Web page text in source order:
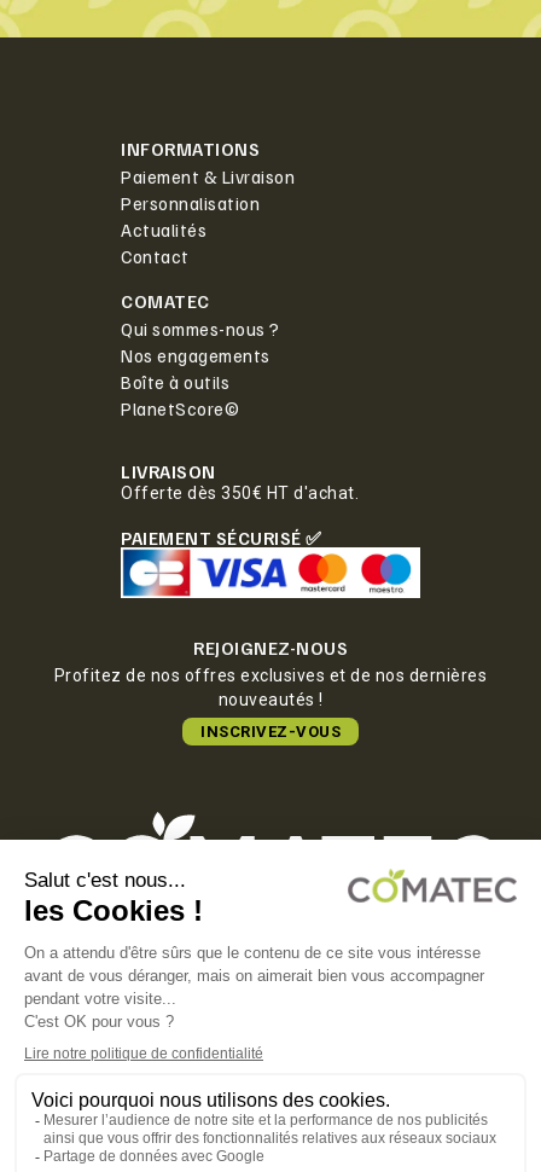
INFORMATIONS
Paiement & Livraison
Personnalisation
Actualités
Contact
COMATEC
Qui sommes-nous ?
Nos engagements
Boîte à outils
PlanetScore©
LIVRAISON
Offerte dès 350€ HT d'achat.
PAIEMENT SÉCURISÉ ✅
REJOIGNEZ-NOUS
Profitez de nos offres exclusives et de nos dernières
nouveautés !
INSCRIVEZ-VOUS
COMATEC PACKAGING
Boulevard François-Xavier Fafeur
11000 Carcassonne, FRANCE
POLITIQUE DE CONFIDENTIALITÉ
POLITIQUE EN MATIÈRE DE COOKIES
CGV